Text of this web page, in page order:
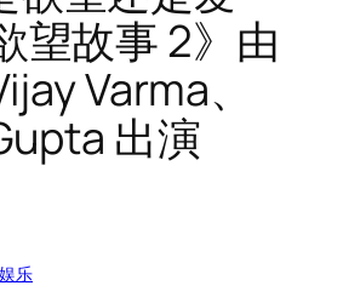
望故事 2》由
Varma、
出演
娱乐